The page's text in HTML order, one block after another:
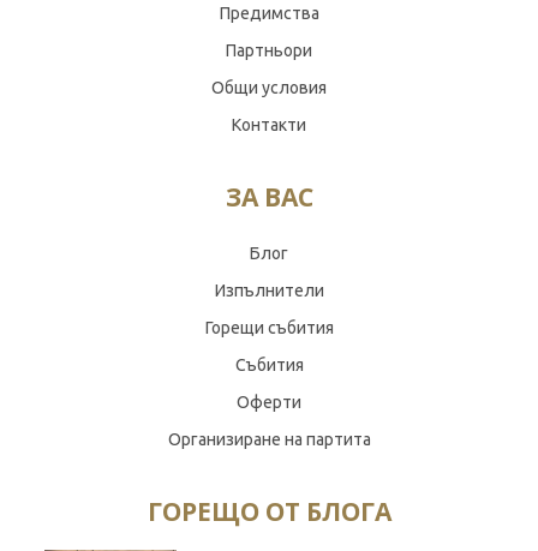
Предимства
Партньори
Общи условия
Контакти
ЗА ВАС
Блог
Изпълнители
Горещи събития
Събития
Оферти
Организиране на партита
ГОРЕЩО ОТ БЛОГА